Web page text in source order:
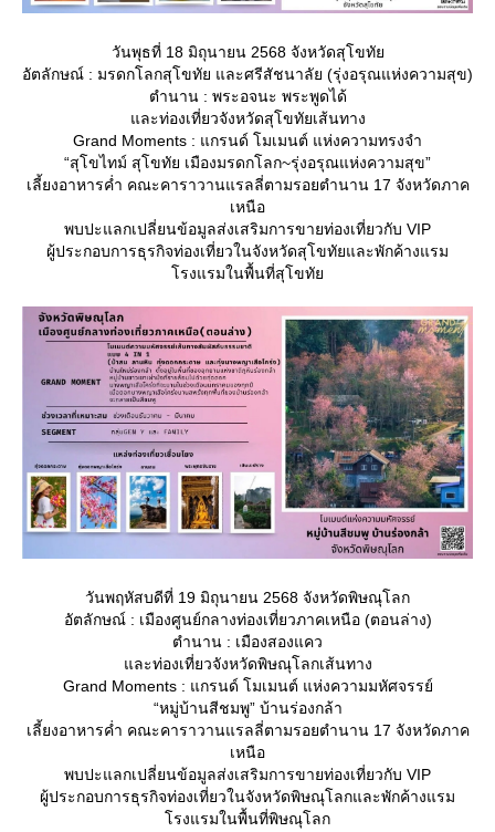
วันพุธที่ 18 มิถุนายน 2568 จังหวัดสุโขทั
อัตลักษณ์ : มรดกโลกสุโขทัย และศรีสัชนาลัย (รุ่งอรุณแห่งความสุข)
ตำนาน : พระอจนะ พระพูดได้
ละท่องเที่ยวจังหวัดสุโขทัยเส้นทาง
Grand Moments : แกรนด์ โมเมนต์ แห่งความทรงจำ
“สุโขไทม์ สุโขทัย เมืองมรดกโลก~รุ่งอรุณแห่งความสุข”
เลี้ยงอาหารค่ำ คณะคาราวานแรลลี่ตามรอยตำนาน 17 จังหวัดภาค
เหนือ
พบปะแลกเปลี่ยนข้อมูลส่งเสริมการขายท่องเที่ยวกับ VIP
ผู้ประกอบการธุรกิจท่องเที่ยวในจังหวัดสุโขทัยและพักค้างแรม
รงแรมในพื้นที่สุโขทั
วันพฤหัสบดีที่ 19 มิถุนายน 2568 จังหวัดพิษณุโลก
อัตลักษณ์ : เมืองศูนย์กลางท่องเที่ยวภาคเหนือ (ตอนล่าง)
ตำนาน : เมืองสองแคว
ละท่องเที่ยวจังหวัดพิษณุโลกเส้นทาง
Grand Moments : แกรนด์ โมเมนต์ แห่งความมหัศจรรย์
“หมู่บ้านสีชมพู” บ้านร่องกล้า
เลี้ยงอาหารค่ำ คณะคาราวานแรลลี่ตามรอยตำนาน 17 จังหวัดภาค
เหนือ
พบปะแลกเปลี่ยนข้อมูลส่งเสริมการขายท่องเที่ยวกับ VIP
ผู้ประกอบการธุรกิจท่องเที่ยวในจังหวัดพิษณุโลกและพักค้างแรม
รงแรมในพื้นที่พิษณุโลก